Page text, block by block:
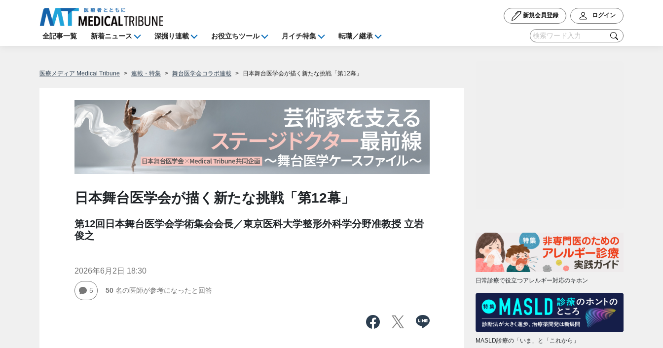
新規会員登録 ログイン
全記事一覧 新着ニュース 深掘り連載 お役立ちツール 月イチ特集 転職／継承
医療メディア Medical Tribune 連載・特集 舞台医学会コラボ連載 日本舞台医学会が描く新たな挑戦「第12幕」
日本舞台医学会が描く新たな挑戦「第12幕」
第12回日本舞台医学会学術集会会長／東京医科大学整形外科学分野准教授 立岩
俊之
2026年6月2日 18:30
5 50名の医師が参考になったと回答
日常診療で役立つアレルギー対応のキホン
MASLD診療の「いま」と「これから」